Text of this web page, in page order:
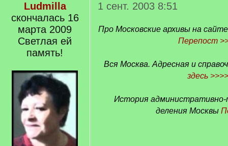
Ludmilla
скончалась 16
марта 2009
Светлая ей
память!
1 сент. 2003 8:51
Про Московские архивы на
Перепост
Вся Москва. Адресная и
здесь >>>>
История
деления Москвы